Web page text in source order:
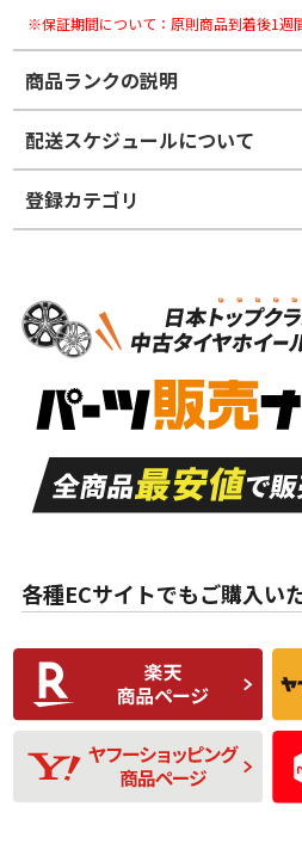
※保証期間について：原則商品到着後1週
商品ランクの説明
※商品ランクは出品者の主観により
かじめご了承く
ホイールランク
S
品）
A
走行距離も少なく、
目立つ傷もほとんど
ない中古品
な中古品
C
比較的きれいな中古
品
D
使用感や目立つ傷が
あり、一般的な中古
品
配送スケジュールについて
登録カテゴリ
スタッドレスタイヤのみ
各種ECサイトでもご購入い